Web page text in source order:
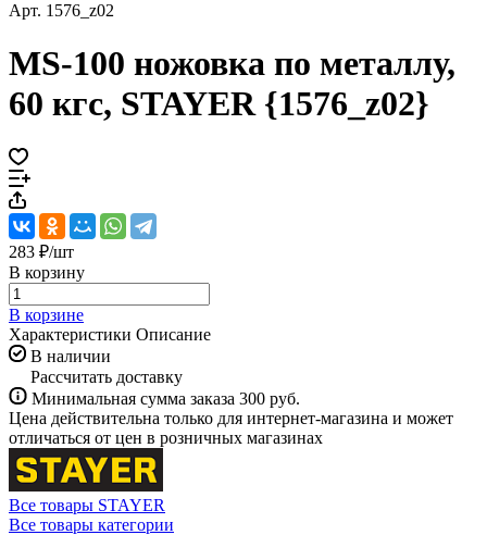
Арт. 1576_z02
MS-100 ножовка по металлу,
60 кгс, STAYER {1576_z02}
283 ₽/шт
В корзину
В корзине
Характеристики Описание
В наличии
Рассчитать доставку
Минимальная сумма заказа 300 руб.
Цена действительна только для интернет-магазина и может
отличаться от цен в розничных магазинах
Все товары STAYER
Все товары категории